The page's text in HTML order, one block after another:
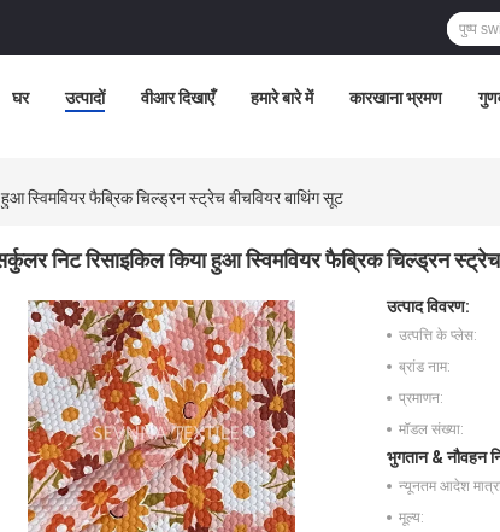
घर उत्पादों वीआर दिखाएँ हमारे बारे में कारखाना भ्रमण
हुआ स्विमवियर फैब्रिक चिल्ड्रन स्ट्रेच बीचवियर बाथिंग सूट
निट रिसाइकिल किया हुआ स्विमवियर फैब्रिक चिल्ड्रन
उत्पाद विवरण:
उत्पत्ति के प्लेस:
ब्रांड नाम:
प्रमाणन:
मॉडल संख्या:
भुगतान & नौवहन
न्यूनतम आदेश
मूल्य: